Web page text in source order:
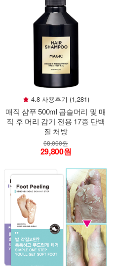
4.8 사용후기 (1,281)
매직 샴푸 500ml 곱슬머리 및 매
직 후 머리 감기 전용 17종 단백
질 처방
68,000원
29,800원